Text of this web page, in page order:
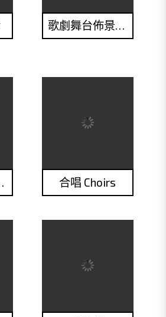
歌劇舞台佈景，變！變！變！
之路 合唱 Choirs